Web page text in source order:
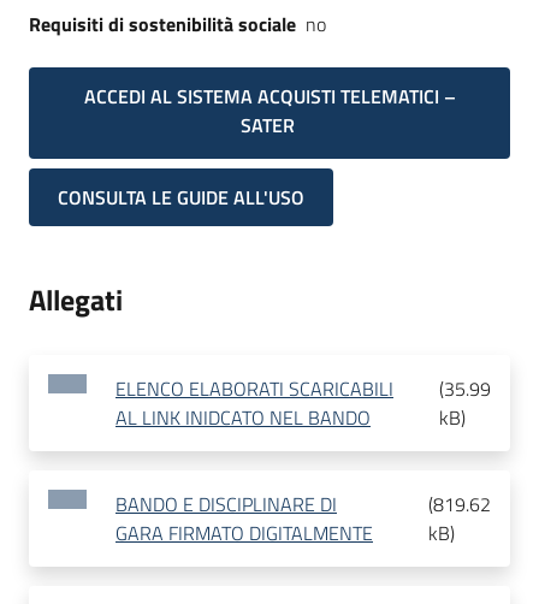
Requisiti di sostenibilità sociale no
ACCEDI AL SISTEMA ACQUISTI TELEMATICI –
SATER
CONSULTA LE GUIDE ALL'USO
Allegati
ELENCO ELABORATI SCARICABILI
AL LINK INIDCATO NEL BANDO
(35.99
kB)
BANDO E DISCIPLINARE DI
GARA FIRMATO DIGITALMENTE
(819.62
kB)